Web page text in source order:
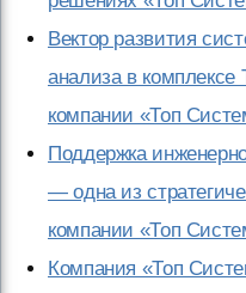
Вектор развития
анализа в комплексе
компании «Топ
Поддержка
— одна из
компании «Топ
Компания «Топ